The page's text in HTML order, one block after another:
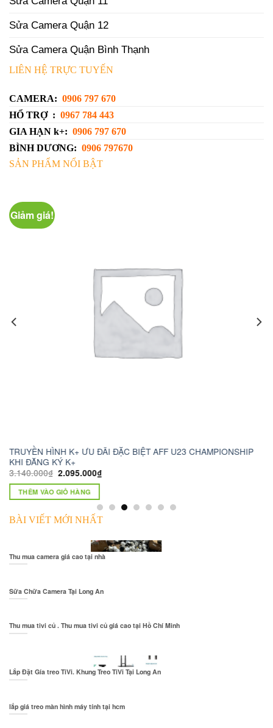
Sửa Camera Quận 12
Sửa Camera Quận Bình Thạnh
LIÊN HỆ TRỰC TUYẾN
CAMERA: 0906 797 670
HỔ TRỢ : 0967 784 443
GIA HẠN k+: 0906 797 670
BÌNH DƯƠNG: 0906 797670
SẢN PHẨM NỔI BẬT
U23 CHAMPIONSHIP
camera wifi xoay 360 c6n
BÀI VIẾT MỚI NHẤT
Thu mua camera giá cao tại nhà
Sữa Chữa Camera Tại Long An
Thu mua tivi củ . Thu mua tivi củ giá cao tại Hồ Chí Minh
Lắp Đặt Gía treo TiVi. Khung Treo TiVi Tại Long An
lắp giá treo màn hình máy tính tại hcm